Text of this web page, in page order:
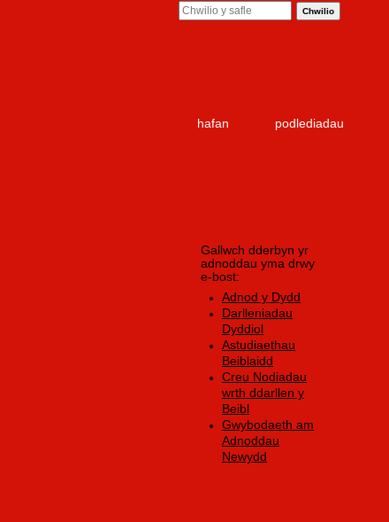
Ffurf chwiliad
Chwilio y safle
hafan podlediadau
Gallwch dderbyn yr
adnoddau yma drwy
e-bost:
Adnod y Dydd
Darlleniadau
Dyddiol
Astudiaethau
Beiblaidd
Creu Nodiadau
wrth ddarllen y
Beibl
Gwybodaeth am
Adnoddau
Newydd